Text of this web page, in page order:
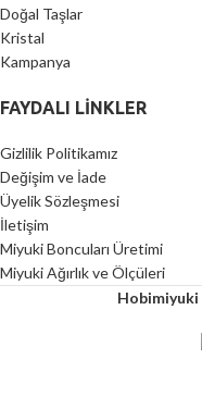
Doğal Taşlar
Kristal
Kampanya
FAYDALI LİNKLER
Gizlilik Politikamız
Değişim ve İade
Üyelik Sözleşmesi
İletişim
Miyuki Boncuları Üretimi
Miyuki Ağırlık ve Ölçüleri
Hobimiyuki